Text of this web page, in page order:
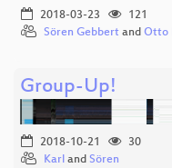
2018-03-23
121
Sören Gebbert and Otto
Group-Up!
2018-10-21
30
Karl and Sören